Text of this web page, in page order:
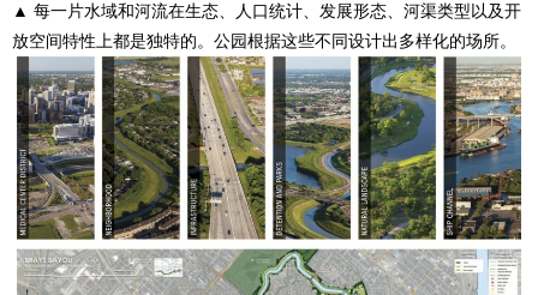
▲ 每一片水域和河流在生态、人口统计、发展形态、河渠类型以及开
放空间特性上都是独特的。公园根据这些不同设计出多样化的场所。